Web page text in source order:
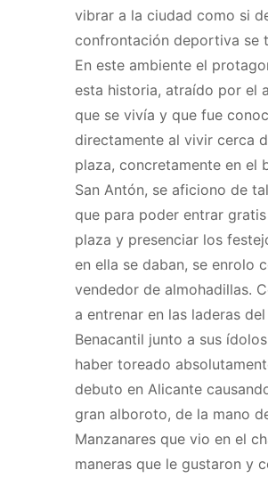
vibrar a la ciudad como si
confrontación deportiva se
En este ambiente el
esta historia, atraído por el
que se vivía y que fue
directamente al vivir cerca
plaza, concretamente en el
San Antón, se aficiono de
que para poder entrar
plaza y presenciar los
en ella se daban, se enrolo
vendedor de almohadillas.
a entrenar en las laderas del
Benacantil junto a sus
haber toreado
debuto en Alicante
gran alboroto, de la mano
Manzanares que vio en el
maneras que le gustaron y